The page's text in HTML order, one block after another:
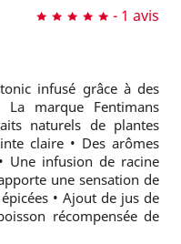
- 1 avis
infusé grâce à des
La marque Fentimans
naturels de plantes
claire • Des arômes
Une infusion de racine
une sensation de
• Ajout de jus de
récompensée de